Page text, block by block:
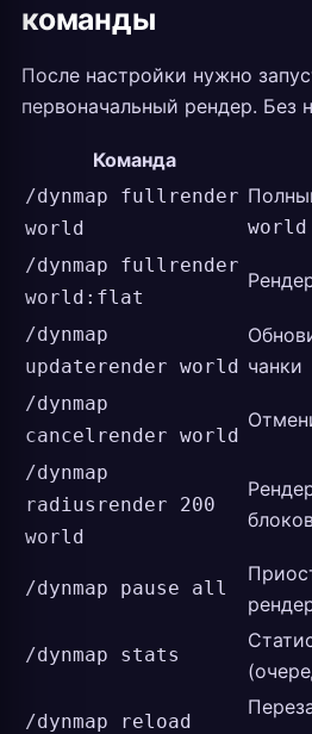
команды
После настройки нужно
первоначальный рендер. Без
Команда
/dynmap fullrender
world
world
/dynmap fullrender
world:flat
/dynmap
updaterender world чанки
/dynmap
cancelrender world
/dynmap
radiusrender 200
world
/dynmap pause all
/dynmap stats
/dynmap reload